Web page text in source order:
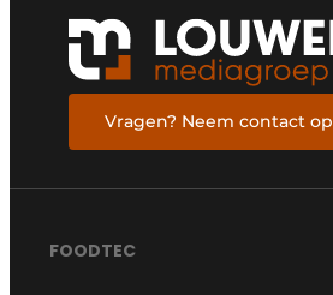
Vragen? Neem contact op
FOODTEC